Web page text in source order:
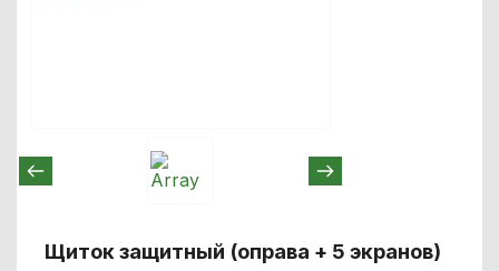
Щиток защитный (оправа + 5 экранов)